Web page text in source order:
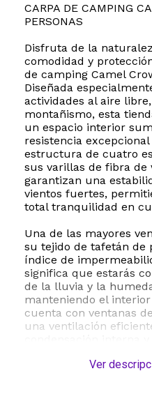
CARPA DE CAMPING
PERSONAS
Disfruta de la
comodidad y
de camping Camel
Diseñada
actividades al aire
montañismo, esta
un espacio interior
resistencia
estructura de cuatro
sus varillas de fibra de
garantizan una
vientos fuertes,
total tranquilidad en
Una de las mayores
su tejido de tafetán de
índice de
significa que estarás
de la lluvia y la
manteniendo el
cuenta con ventanas
una ventilación
Ver